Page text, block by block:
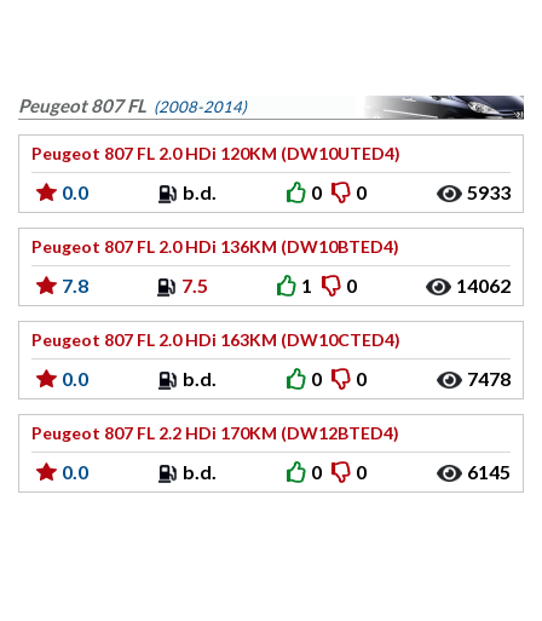
Peugeot 807 FL (2008-2014)
Peugeot 807 FL 2.0 HDi 120KM (DW10UTED4)
0.0 b.d. 0 0 5933
Peugeot 807 FL 2.0 HDi 136KM (DW10BTED4)
7.8 7.5 1 0 14062
Peugeot 807 FL 2.0 HDi 163KM (DW10CTED4)
0.0 b.d. 0 0 7478
Peugeot 807 FL 2.2 HDi 170KM (DW12BTED4)
0.0 b.d. 0 0 6145